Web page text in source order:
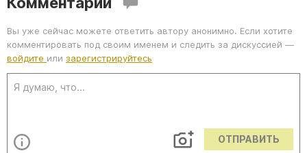
Вы уже сейчас можете ответить автору анонимно. Если хотите
комментировать под своим именем и следить за дискуссией —
войдите или зарегистрируйтесь
ОТПРАВИТЬ